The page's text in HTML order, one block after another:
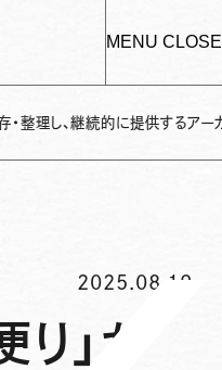
MENU CLOSE
的に提供するアーカイブサイト
2025.08.19
」が